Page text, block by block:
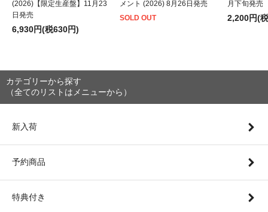
(2026)【限定生産盤】11月23
日発売
6,930円(税630円)
メント (2026) 8月26日発売
SOLD OUT
月下旬発売
2,200円(
カテゴリーから探す
（全てのリストはメニューから）
新入荷
予約商品
特典付き